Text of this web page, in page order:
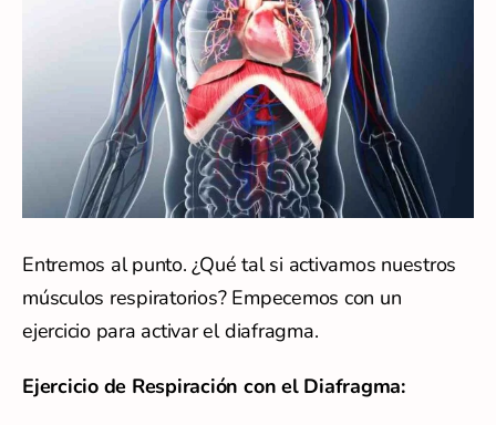
Entremos al punto. ¿Qué tal si activamos nuestros
músculos respiratorios? Empecemos con un
ejercicio para activar el diafragma.
Ejercicio de Respiración con el Diafragma: